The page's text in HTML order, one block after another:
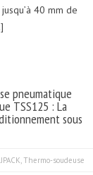
40 mm de
pneumatique
TSS125 : La
sous
JPACK, Thermo-soudeuse